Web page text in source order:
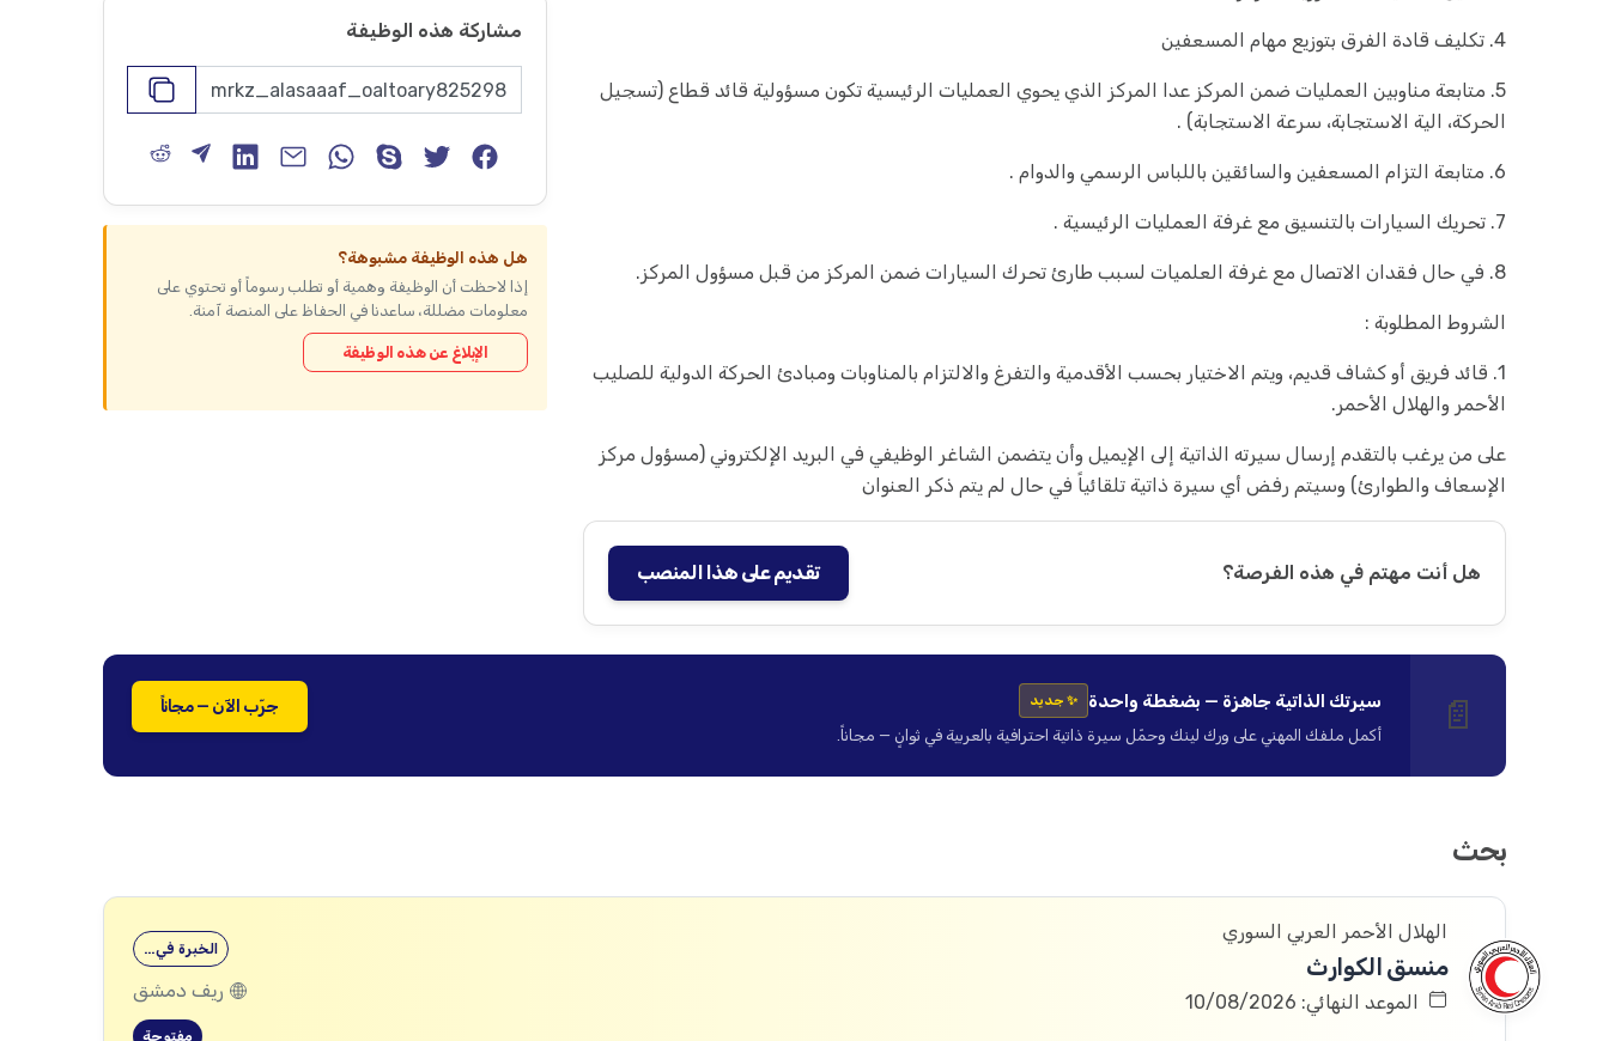
4. تكليف قادة الفرق بتوزيع مهام المسعفين
5. متابعة مناوبين العمليات ضمن المركز عدا المركز الذي يحوي العمليات الرئيسية تكون مسؤولية قائد قطاع (تسجيل
الحركة، الية الاستجابة، سرعة الاستجابة) .
6. متابعة التزام المسعفين والسائقين باللباس الرسمي والدوام .
7. تحريك السيارات بالتنسيق مع غرفة العمليات الرئيسية .
8. في حال فقدان الاتصال مع غرفة العلميات لسبب طارئ تحرك السيارات ضمن المركز من قبل مسؤول المركز.
الشروط المطلوبة :
1. قائد فريق أو كشاف قديم، ويتم الاختيار بحسب الأقدمية والتفرغ والالتزام بالمناوبات ومبادئ الحركة الدولية للصليب
الأحمر والهلال الأحمر.
على من يرغب بالتقدم إرسال سيرته الذاتية إلى الإيميل ‎وأن يتضمن الشاغر الوظيفي في البريد الإلكتروني (مسؤول مركز
الإسعاف والطوارئ) وسيتم رفض أي سيرة ذاتية تلقائياً في حال لم يتم ذكر العنوان
هل أنت مهتم في هذه الفرصة؟ تقديم على هذا المنصب
مشاركة هذه الوظيفة
هل هذه الوظيفة مشبوهة؟
إذا لاحظت أن الوظيفة وهمية أو تطلب رسوماً أو تحتوي على
معلومات مضللة، ساعدنا في الحفاظ على المنصة آمنة.
الإبلاغ عن هذه الوظيفة
📄 سيرتك الذاتية جاهزة — بضغطة واحدة ✨ جديد
أكمل ملفك المهني على ورك لينك وحمّل سيرة ذاتية احترافية بالعربية في ثوانٍ — مجاناً.
جرّب الآن — مجاناً
بحث
الهلال الأحمر العربي السوري
منسق الكوارث
الموعد النهائي: 10/08/2026
الخبرة في…
ريف دمشق
مفتوحة